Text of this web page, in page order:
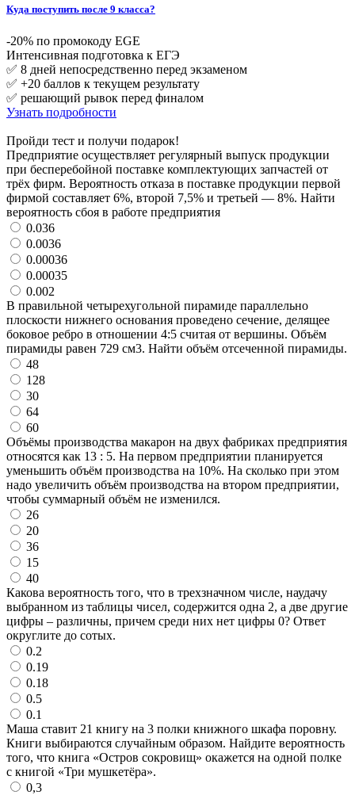
Куда поступить после 9 класса?
-20% по промокоду EGE
Интенсивная подготовка к ЕГЭ
✅ 8 дней непосредственно перед экзаменом
✅ +20 баллов к текущем результату
✅ решающий рывок перед финалом
Узнать подробности
Пройди тест и получи подарок!
Предприятие осуществляет регулярный выпуск продукции
при бесперебойной поставке комплектующих запчастей от
трёх фирм. Вероятность отказа в поставке продукции первой
фирмой составляет 6%, второй 7,5% и третьей — 8%. Найти
вероятность сбоя в работе предприятия
0.036
0.0036
0.00036
0.00035
0.002
В правильной четырехугольной пирамиде параллельно
плоскости нижнего основания проведено сечение, делящее
боковое ребро в отношении 4:5 считая от вершины. Объём
пирамиды равен 729 см3. Найти объём отсеченной пирамиды.
48
128
30
64
60
Объёмы производства макарон на двух фабриках предприятия
относятся как 13 : 5. На первом предприятии планируется
уменьшить объём производства на 10%. На сколько при этом
надо увеличить объём производства на втором предприятии,
чтобы суммарный объём не изменился.
26
20
36
15
40
Какова вероятность того, что в трехзначном числе, наудачу
выбранном из таблицы чисел, содержится одна 2, а две другие
цифры – различны, причем среди них нет цифры 0? Ответ
округлите до сотых.
0.2
0.19
0.18
0.5
0.1
Маша ставит 21 книгу на 3 полки книжного шкафа поровну.
Книги выбираются случайным образом. Найдите вероятность
того, что книга «Остров сокровищ» окажется на одной полке
с книгой «Три мушкетёра».
0,3